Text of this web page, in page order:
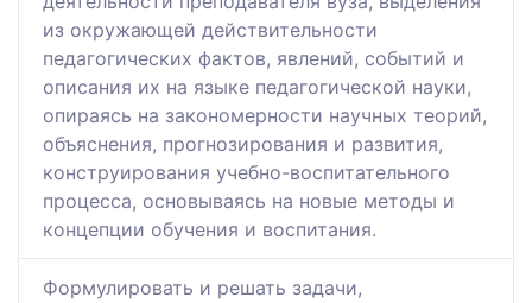
из окружающей действительности
педагогических фактов, явлений, событий и
описания их на языке педагогической науки,
опираясь на закономерности научных теорий,
объяснения, прогнозирования и развития,
конструирования учебно-воспитательного
процесса, основываясь на новые методы и
концепции обучения и воспитания.
Формулировать и решать задачи,